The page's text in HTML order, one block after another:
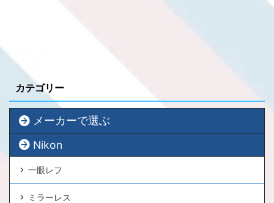
カテゴリー
メーカーで選ぶ
Nikon
一眼レフ
ミラーレス